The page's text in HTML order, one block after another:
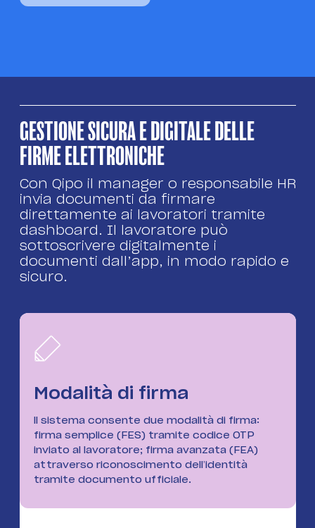
GESTIONE SICURA E DIGITALE DELLE
FIRME ELETTRONICHE
Con Qipo il manager o responsabile HR
invia documenti da firmare
direttamente ai lavoratori tramite
dashboard. Il lavoratore può
sottoscrivere digitalmente i
documenti dall’app, in modo rapido e
sicuro.
Modalità di firma
ll sistema consente due modalità di firma:
firma semplice (FES) tramite codice OTP
inviato al lavoratore; firma avanzata (FEA)
attraverso riconoscimento dell’identità
tramite documento ufficiale.